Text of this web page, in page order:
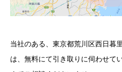
当社のある、東京都荒川区西日暮
は、無料にて引き取りに伺わせて